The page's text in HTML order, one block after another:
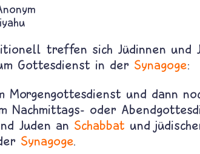
treffen sich Jüdinnen und
Gottesdienst in der Synagoge:
Morgengottesdienst und dann
Nachmittags- oder
Juden an Schabbat und
Synagoge.